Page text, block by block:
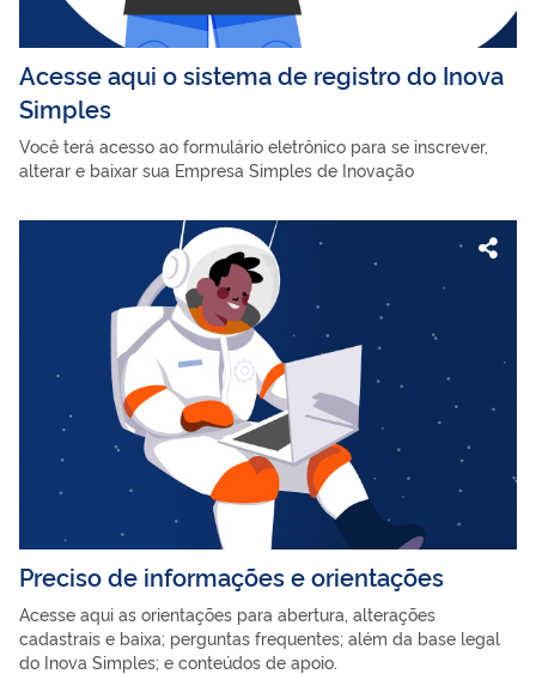
Acesse aqui o sistema de registro do Inova
Simples
Você terá acesso ao formulário eletrônico para se inscrever,
alterar e baixar sua Empresa Simples de Inovação
Preciso de informações e orientações
Acesse aqui as orientações para abertura, alterações
cadastrais e baixa; perguntas frequentes; além da base legal
do Inova Simples; e conteúdos de apoio.